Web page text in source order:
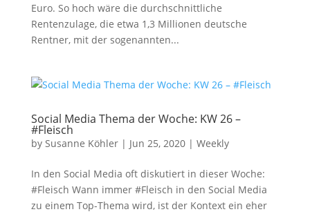
Euro. So hoch wäre die durchschnittliche
Rentenzulage, die etwa 1,3 Millionen deutsche
Rentner, mit der sogenannten...
Social Media Thema der Woche: KW 26 –
#Fleisch
by Susanne Köhler| Jun 25, 2020| Weekly
In den Social Media oft diskutiert in dieser Woche:
#Fleisch Wann immer #Fleisch in den Social Media
zu einem Top-Thema wird, ist der Kontext ein eher